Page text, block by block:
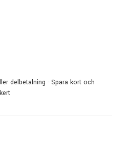
delbetalning - Spara kort och